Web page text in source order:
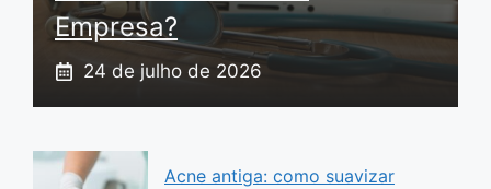
Empresa?
24 de julho de 2026
Acne antiga: como suavizar